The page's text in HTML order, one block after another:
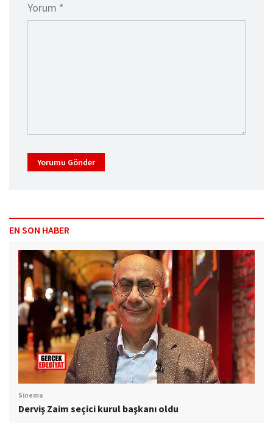
Yorum *
Yorumu Gönder
EN SON HABER
Sinema
Derviş Zaim seçici kurul başkanı oldu